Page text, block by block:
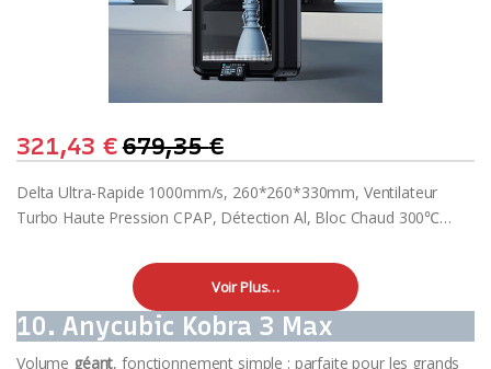
321,43€679,35€
Delta Ultra-Rapide 1000mm/s, 260*260*330mm, Ventilateur
Turbo Haute Pression CPAP, Détection Al, Bloc Chaud 300℃…
Voir Plus…
10. Anycubic Kobra 3 Max
Volume géant, fonctionnement simple : parfaite pour les grands